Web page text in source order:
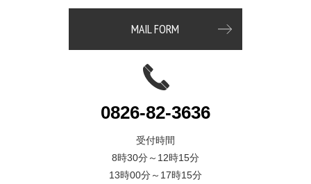
MAIL FORM
0826-82-3636
受付時間
8時30分～12時15分
13時00分～17時15分